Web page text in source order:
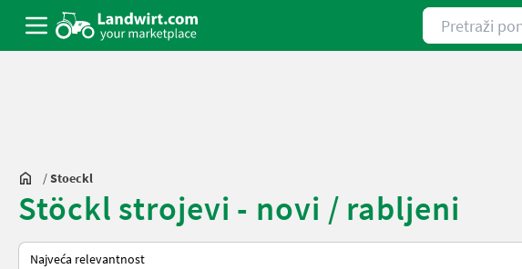
Pretraži ponude
/Stoeckl
Stöckl strojevi - novi / rabljeni
Tako se sortira na Landwirt.com